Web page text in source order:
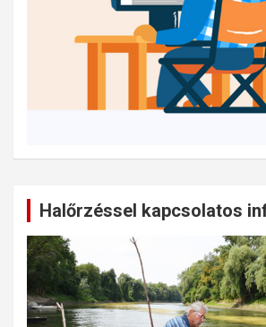
Halőrzéssel kapcsolatos